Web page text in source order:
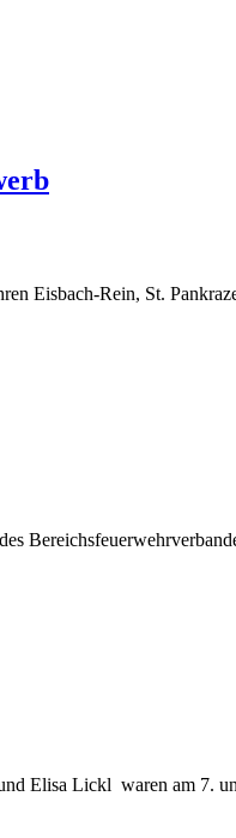
Eisbach-Rein, St.
Elisa Lickl waren am 7.